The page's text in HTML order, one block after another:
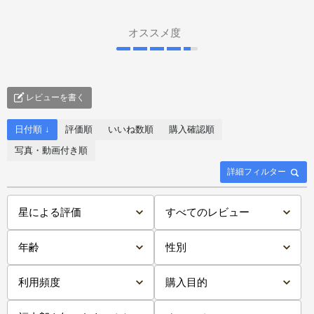
オススメ度
レビューを書く
詳細フィルター
日付順 ↓ 評価順 いいね数順
購入確認順
写真・動画付き順